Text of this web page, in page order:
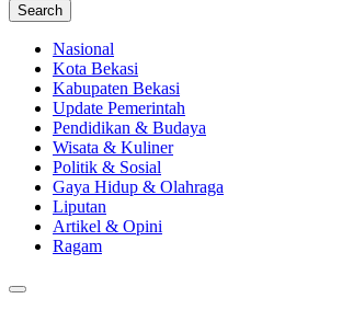
Search
Nasional
Kota Bekasi
Kabupaten Bekasi
Update Pemerintah
Pendidikan & Budaya
Wisata & Kuliner
Politik & Sosial
Gaya Hidup & Olahraga
Liputan
Artikel & Opini
Ragam